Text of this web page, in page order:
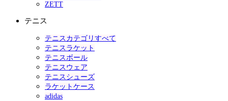
ZETT
テニス
テニスカテゴリすべて
テニスラケット
テニスボール
テニスウェア
テニスシューズ
ラケットケース
adidas